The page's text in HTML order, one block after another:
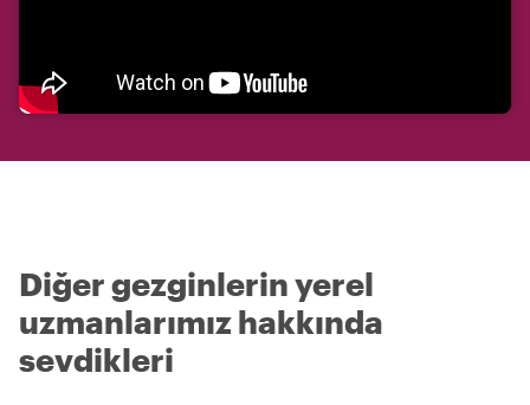
Diğer gezginlerin yerel
uzmanlarımız hakkında
sevdikleri